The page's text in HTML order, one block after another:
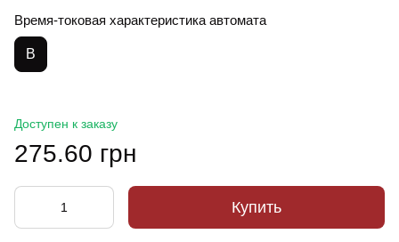
Время-токовая характеристика автомата
B
Доступен к заказу
275.60 грн
Купить